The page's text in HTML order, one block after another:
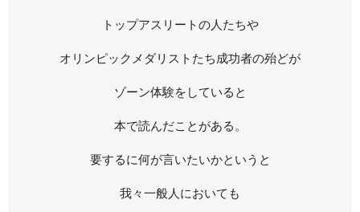
トップアスリートの人たちや
オリンピックメダリストたち成功者の殆どが
ゾーン体験をしていると
本で読んだことがある。
要するに何が言いたいかというと
我々一般人においても